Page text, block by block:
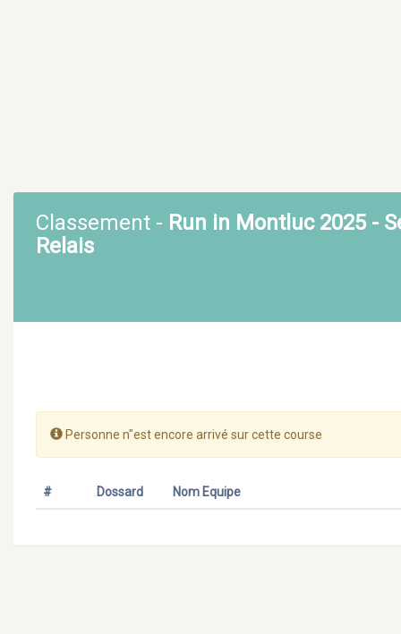
Classement - Run in Montluc 2025 -
Relais
Personne n"est encore arrivé sur cette course
# Dossard Nom Equipe